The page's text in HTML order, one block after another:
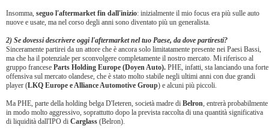
Insomma, seguo l'aftermarket fin dall'inizio: inizialmente il mio focus era più sulle auto
nuove e usate, ma nel corso degli anni sono diventato più un generalista.
2) Se dovessi descrivere oggi l'aftermarket nel tuo Paese, da dove partiresti?
Sinceramente partirei da un attore che è ancora solo limitatamente presente nei Paesi Bassi,
ma che ha il potenziale per sconvolgere completamente il nostro mercato. Mi riferisco al
gruppo francese Parts Holding Europe (Doyen Auto). PHE, infatti, sta lanciando una forte
offensiva sul mercato olandese, che è stato molto stabile negli ultimi anni con due grandi
player (LKQ Europe e Alliance Automotive Group) e alcuni più piccoli.
Ma PHE, parte della holding belga D'Ieteren, società madre di Belron, entrerà probabilmente
in modo molto aggressivo, soprattutto dopo la prevista raccolta di una quantità significativa
di liquidità dall'IPO di Carglass (Belron).